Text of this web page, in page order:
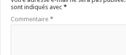
sont indiqués avec*
Commentaire*